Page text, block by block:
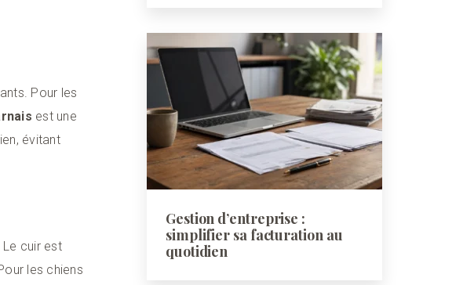
Pour les
est une
évitant
cuir est
les chiens
Gestion d’entreprise :
simplifier sa facturation au
quotidien